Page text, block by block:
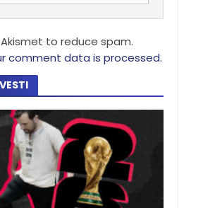
to reduce spam.
comment data is processed.